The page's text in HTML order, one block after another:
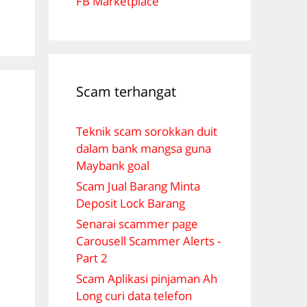
Scam terhangat
Teknik scam sorokkan duit
dalam bank mangsa guna
Maybank goal
Scam Jual Barang Minta
Deposit Lock Barang
Senarai scammer page
Carousell Scammer Alerts -
Part 2
Scam Aplikasi pinjaman Ah
Long curi data telefon